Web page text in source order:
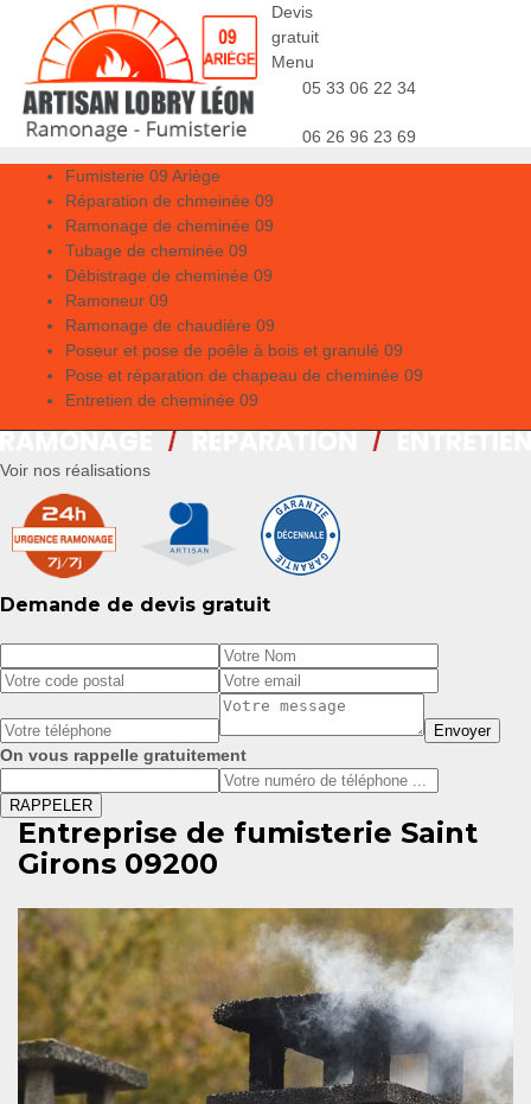
Devis
gratuit
Menu
05 33 06 22 34
06 26 96 23 69
Fumisterie 09 Ariège
Réparation de chmeinée 09
Ramonage de cheminée 09
Tubage de cheminée 09
Débistrage de cheminée 09
Ramoneur 09
Ramonage de chaudière 09
Poseur et pose de poêle à bois et granulé 09
Pose et réparation de chapeau de cheminée 09
Entretien de cheminée 09
Voir nos réalisations
Demande de devis gratuit
On vous rappelle gratuitement
Entreprise de fumisterie Saint
Girons 09200